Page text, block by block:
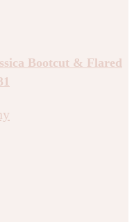
Bootcut & Flared